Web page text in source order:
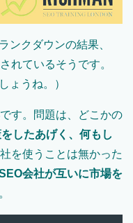
ンクダウンの結果、
れているそうです。
ょうね。）
す。問題は、どこかの
したあげく、何もし
を使うことは無かった
会社が互いに市場を